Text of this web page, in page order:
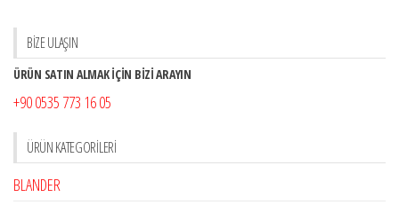
BİZE ULAŞIN
ÜRÜN SATIN ALMAK İÇİN BİZİ ARAYIN
+90 0535 773 16 05
ÜRÜN KATEGORILERI
BLANDER